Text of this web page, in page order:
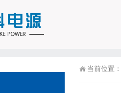
当前位置：